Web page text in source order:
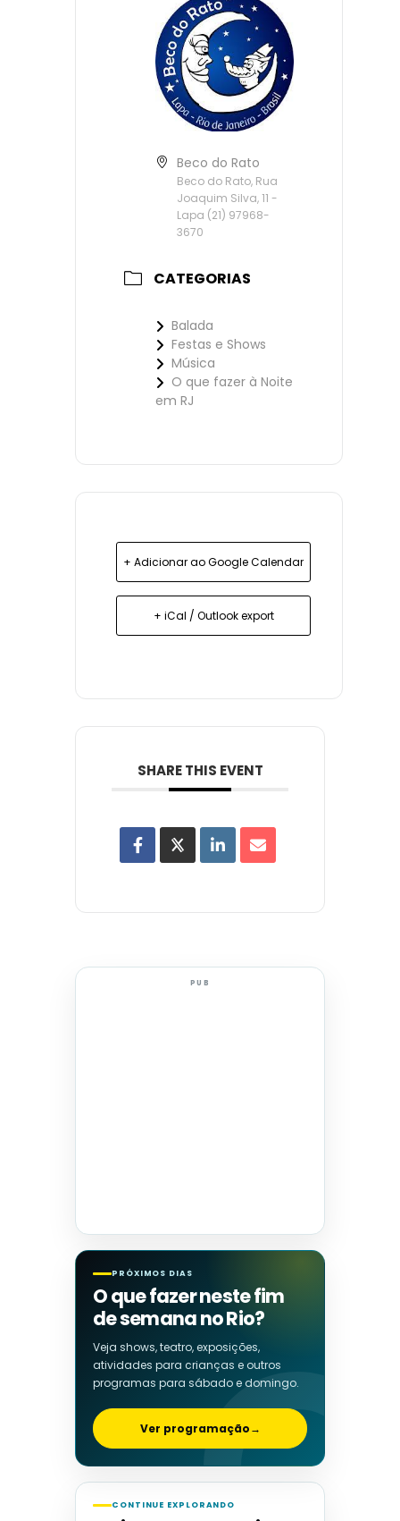
Beco do Rato
Beco do Rato, Rua
Joaquim Silva, 11 -
Lapa (21) 97968-
3670
CATEGORIAS
Balada
Festas e Shows
Música
O que fazer à Noite
em RJ
+ Adicionar ao Google Calendar
+ iCal / Outlook export
SHARE THIS EVENT
PUB
PRÓXIMOS DIAS
O que fazer neste fim
de semana no Rio?
Veja shows, teatro, exposições,
atividades para crianças e outros
programas para sábado e domingo.
Ver programação→
CONTINUE EXPLORANDO